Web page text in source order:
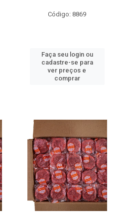
Código: 8869
Faça seu login ou
cadastre-se para
ver preços e
comprar